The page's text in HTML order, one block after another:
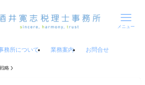
メニュー
務所について 業務案内 お問合せ
略